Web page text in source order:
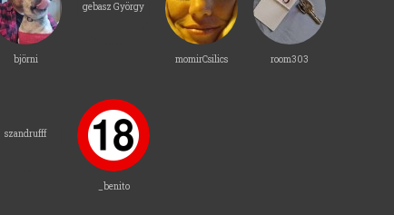
björni
gebasz György
momirCsilics room303
szandrufff
_benito